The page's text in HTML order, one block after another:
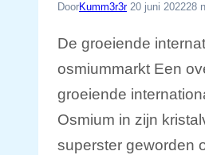
DoorKumm3r3r 20 juni 202228
De groeiende
osmiummarkt Een
groeiende
Osmium in zijn
superster geworden